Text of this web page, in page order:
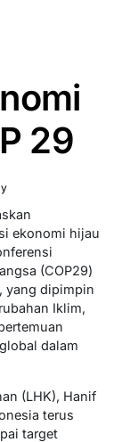
29
ekonomi hijau
(COP29)
yang dipimpin
Iklim,
dalam
(LHK), Hanif
terus
target